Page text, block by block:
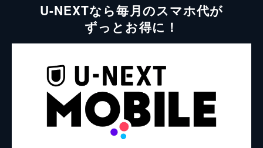
U-NEXTなら毎月のスマホ代が
ずっとお得に！